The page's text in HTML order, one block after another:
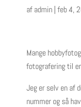
af admin| feb 4,
Mange
fotografering til
Jeg er selv en af
nummer og så